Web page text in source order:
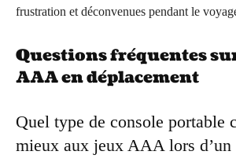
frustration et déconvenues pendant le
Questions fréquentes
AAA en déplacement
Quel type de console portable
mieux aux jeux AAA lors d’un